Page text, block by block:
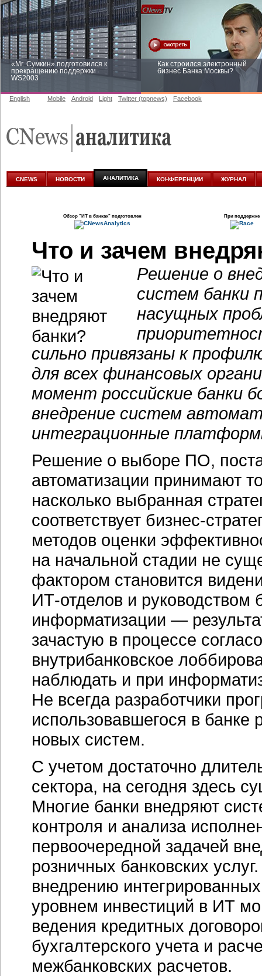
«Mr. Сумкин» подготовился к
прекращению поддержки
WS2003
Как строился электронный
бизнес Банка Москвы?
аналитике
English Mobile Android Light Twitter (topnews) Facebook
CNEWS НОВОСТИ АНАЛИТИКА КОНФЕРЕНЦИИ ЖУРНАЛ
Обзор "ИТ в банках"подготовлен При поддержке
Что и зачем
Решение о
систем банки
насущных
сильно привязаны к
для всех финансовых
момент российские банки
внедрение систем
интеграционные
Решение о выборе ПО,
автоматизации принимают
насколько выбранная
соответствует бизнес-
методов оценки
на начальной стадии не
фактором становится
ИТ-отделов и руководством
информатизации —
зачастую в процессе
внутрибанковское
наблюдать и при
Не всегда разработчики
использовавшегося в банке
новых систем.
С учетом достаточно
сектора, на сегодня здесь
Многие банки внедряют
контроля и анализа
первоочередной задачей
розничных банковских
внедрению
уровнем инвестиций в ИТ
ведения кредитных
бухгалтерского учета и
межбанковских расчетов.